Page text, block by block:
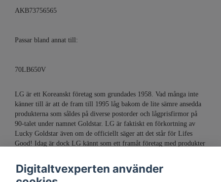
AKB73756565
Passar bland annat till:
70LB650V
LG är ett Koreanskt företag som grundades 1958. Vad många inte
känner till är att de fram till 1995 låg bakom de lite sämre ansedda
produkterna som såldes på diverse postorder och lågprisfirmor på
90-talet under namnet Goldstar. LG är faktiskt en förkortning av
Lucky Goldstar även om de officiellt säger att det står för Lifes
Good! Idag är dock LG kännt som ett framåt företag med produkter
Digitaltvexperten använder